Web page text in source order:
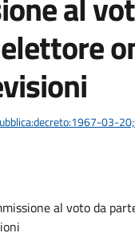
03-
al voto da